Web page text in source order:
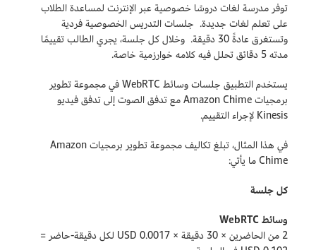
توفر مدرسة لغات دروسًا خصوصية عبر الإنترنت لمساعدة الطلاب
على تعلم لغات جديدة. جلسات التدريس الخصوصية فردية
وتستغرق عادةً 30 دقيقة. وخلال كل جلسة، يجري الطالب تقييمًا
مدته 5 دقائق تحلل فيه كلامه خوارزمية خاصة.
يستخدم التطبيق جلسات وسائط WebRTC في مجموعة تطوير
برمجيات Amazon Chime مع تدفق الصوت إلى تدفق فيديو
Kinesis لإجراء التقييم.
في هذا المثال، تبلغ تكاليف مجموعة تطوير برمجيات Amazon
Chime ما يأتي:
كل جلسة
وسائط WebRTC
2 من الحاضرين × 30 دقيقة × 0.0017 USD لكل دقيقة-حاضر =